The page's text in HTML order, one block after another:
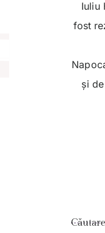
Iuliu
fost
și
Căutare